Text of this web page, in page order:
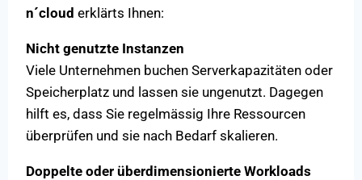
n´cloud erklärts Ihnen:
Nicht genutzte Instanzen
Viele Unternehmen buchen Serverkapazitäten oder
Speicherplatz und lassen sie ungenutzt. Dagegen
hilft es, dass Sie regelmässig Ihre Ressourcen
überprüfen und sie nach Bedarf skalieren.
Doppelte oder überdimensionierte Workloads